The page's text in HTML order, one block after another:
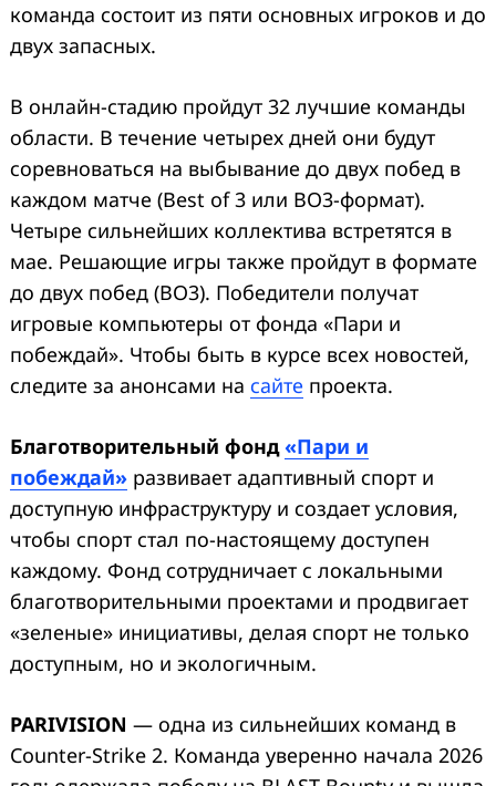
команда состоит из пяти основных игроков и до
двух запасных.
В онлайн-стадию пройдут 32 лучшие команды
области. В течение четырех дней они будут
соревноваться на выбывание до двух побед в
каждом матче (Best of 3 или BO3-формат).
Четыре сильнейших коллектива встретятся в
мае. Решающие игры также пройдут в формате
до двух побед (BO3). Победители получат
игровые компьютеры от фонда «Пари и
побеждай». Чтобы быть в курсе всех новостей,
следите за анонсами на сайте проекта.
Благотворительный фонд«Пари и
побеждай» развивает адаптивный спорт и
доступную инфраструктуру и создает условия,
чтобы спорт стал по-настоящему доступен
каждому. Фонд сотрудничает с локальными
благотворительными проектами и продвигает
«зеленые» инициативы, делая спорт не только
доступным, но и экологичным.
PARIVISION — одна из сильнейших команд в
Counter-Strike 2. Команда уверенно начала 2026